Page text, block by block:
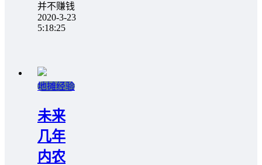
并不赚钱
2020-3-23
5:18:25
地摊经验
未来
几年
内农